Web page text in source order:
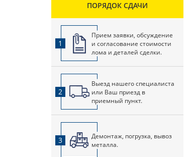
ПОРЯДОК СДАЧИ
1
Прием заявки, обсуждение
и согласование стоимости
лома и деталей сделки.
2
Выезд нашего специалиста
или Ваш приезд в
приемный пункт.
3
Демонтаж, погрузка, вывоз
металла.